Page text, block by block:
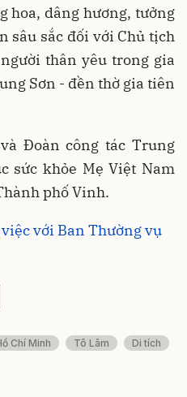
hoa, dâng hương, tưởng
sâu sắc đối với Chủ tịch
thân yêu trong gia
Sơn - đền thờ gia tiên
Đoàn công tác Trung
sức khỏe Mẹ Việt Nam
phố Vinh.
với Ban Thường vụ
Chí Minh Tô Lâm
Di tích